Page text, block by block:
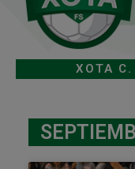
XOTA